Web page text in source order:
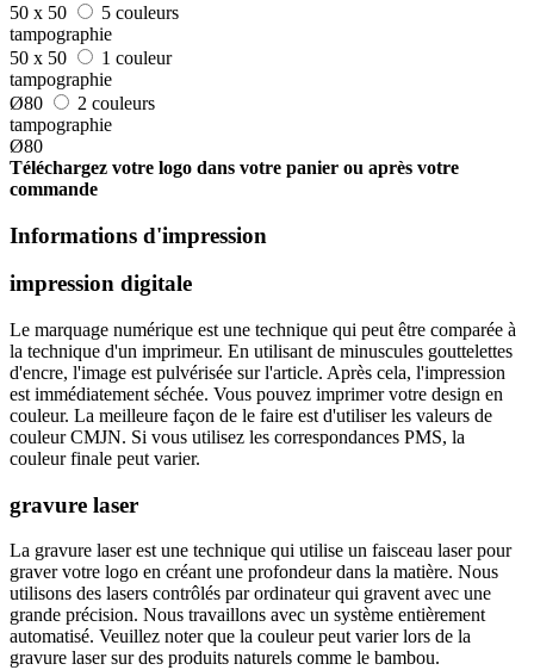
50 x 50
5 couleurs
tampographie
50 x 50
1 couleur
tampographie
Ø80
2 couleurs
tampographie
Ø80
Téléchargez votre logo dans votre panier ou après votre
commande
Informations d'impression
impression digitale
Le marquage numérique est une technique qui peut être comparée à
la technique d'un imprimeur. En utilisant de minuscules gouttelettes
d'encre, l'image est pulvérisée sur l'article. Après cela, l'impression
est immédiatement séchée. Vous pouvez imprimer votre design en
couleur. La meilleure façon de le faire est d'utiliser les valeurs de
couleur CMJN. Si vous utilisez les correspondances PMS, la
couleur finale peut varier.
gravure laser
La gravure laser est une technique qui utilise un faisceau laser pour
graver votre logo en créant une profondeur dans la matière. Nous
utilisons des lasers contrôlés par ordinateur qui gravent avec une
grande précision. Nous travaillons avec un système entièrement
automatisé. Veuillez noter que la couleur peut varier lors de la
gravure laser sur des produits naturels comme le bambou.